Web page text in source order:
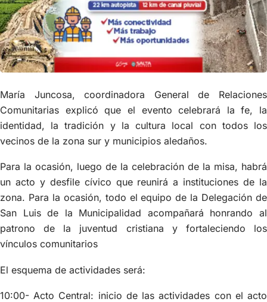
María Juncosa, coordinadora General de Relaciones
Comunitarias explicó que el evento celebrará la fe, la
identidad, la tradición y la cultura local con todos los
vecinos de la zona sur y municipios aledaños.
Para la ocasión, luego de la celebración de la misa, habrá
un acto y desfile cívico que reunirá a instituciones de la
zona. Para la ocasión, todo el equipo de la Delegación de
San Luis de la Municipalidad acompañará honrando al
patrono de la juventud cristiana y fortaleciendo los
vínculos comunitarios
El esquema de actividades será:
10:00- Acto Central: inicio de las actividades con el acto